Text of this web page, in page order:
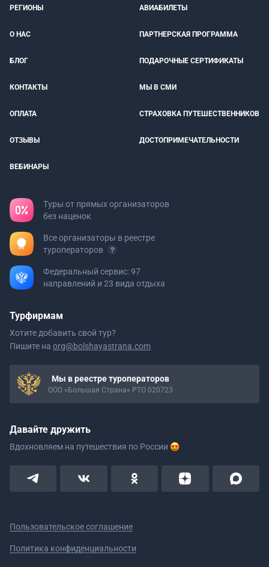
РЕГИОНЫ АВИАБИЛЕТЫ
О НАС ПАРТНЕРСКАЯ ПРОГРАММА
БЛОГ ПОДАРОЧНЫЕ СЕРТИФИКАТЫ
КОНТАКТЫ МЫ В СМИ
ОПЛАТА СТРАХОВКА ПУТЕШЕСТВЕННИКОВ
ОТЗЫВЫ ДОСТОПРИМЕЧАТЕЛЬНОСТИ
ВЕБИНАРЫ
Туры от прямых организаторов
без наценок
Все организаторы в реестре
туроператоров
Федеральный сервис: 97
направлений и 23 вида отдыха
Турфирмам
Хотите добавить свой тур?
Пишите на org@bolshayastrana.com
Мы в реестре туроператоров
ООО «Большая Страна» РТО 020723
Давайте дружить
Вдохновляем на путешествия по России
Пользовательское соглашение
Политика конфиденциальности